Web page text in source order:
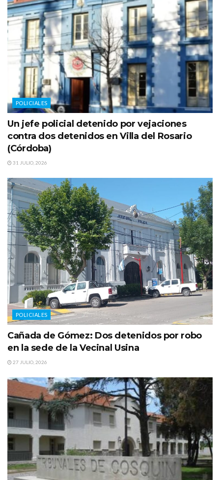
POLICIALES
Un jefe policial detenido por vejaciones
contra dos detenidos en Villa del Rosario
(Córdoba)
31 JULIO, 2026
POLICIALES
Cañada de Gómez: Dos detenidos por robo
en la sede de la Vecinal Usina
27 JULIO, 2026